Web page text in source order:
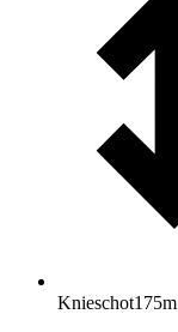
Knieschot175m